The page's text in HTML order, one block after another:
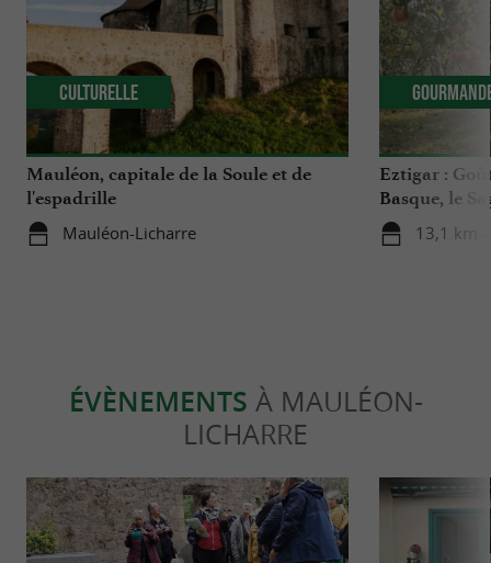
Mauléon, capitale de la Soule et de
l'espadrille
Mauléon-Licharre
Culturelle
Eztigar :
Basque, le
13,1 km -
ÉVÈNEMENTS À MAULÉON-
LICHARRE